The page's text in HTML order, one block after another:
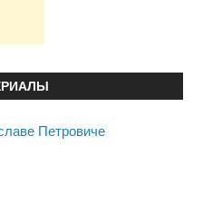
Петровиче